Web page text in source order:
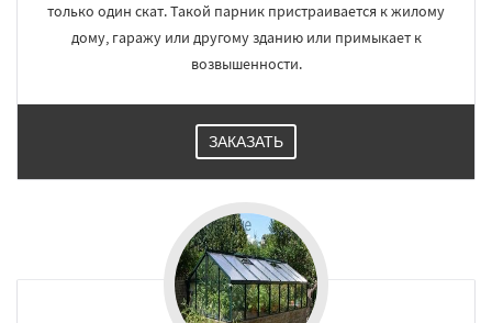
только один скат. Такой парник пристраивается к жилому
дому, гаражу или другому зданию или примыкает к
возвышенности.
ЗАКАЗАТЬ